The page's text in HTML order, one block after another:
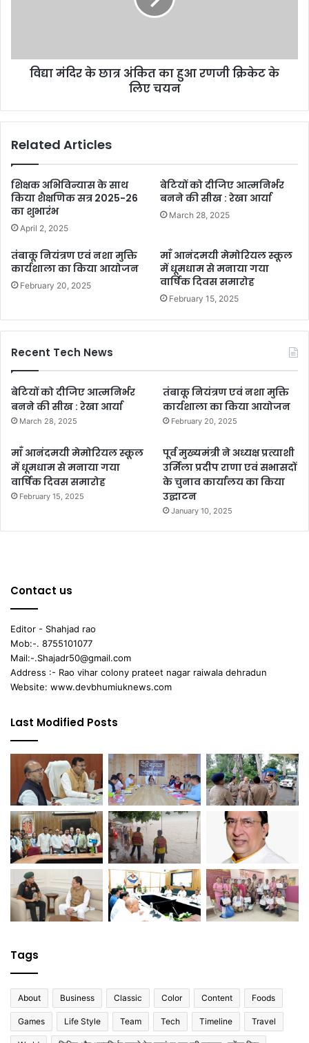
विद्या मंदिर के छात्र अंकित का हुआ रणजी क्रिकेट के
लिए चयन
Related Articles
शिक्षक अभिविन्यास के साथ
किया शैक्षणिक सत्र 2025-26
का शुभारंभ
April 2, 2025
बेटियों को दीजिए आत्मनिर्भर
बनने की सीख : रेखा आर्या
March 28, 2025
तंबाकू नियंत्रण एवं नशा मुक्ति
कार्यशाला का किया आयोजन
February 20, 2025
माँ आनंदमयी मेमोरियल स्कूल
में धूमधाम से मनाया गया
वार्षिक दिवस समारोह
February 15, 2025
Recent Tech News
बेटियों को दीजिए आत्मनिर्भर
बनने की सीख : रेखा आर्या
March 28, 2025
तंबाकू नियंत्रण एवं नशा मुक्ति
कार्यशाला का किया आयोजन
February 20, 2025
माँ आनंदमयी मेमोरियल स्कूल
में धूमधाम से मनाया गया
वार्षिक दिवस समारोह
February 15, 2025
पूर्व मुख्यमंत्री ने अध्यक्ष प्रत्याशी
उर्मिला प्रदीप राणा एवं सभासदों
के चुनाव कार्यालय का किया
उद्घाटन
January 10, 2025
Contact us
Editor - Shahjad rao
Mob:-. 8755101077
Mail:-.Shajadr50@gmail.com
Address :- Rao vihar colony prateet nagar raiwala dehradun
Website: www.devbhumiuknews.com
Last Modified Posts
Tags
About Business Classic Color Content Foods
Games Life Style Team Tech Timeline Travel